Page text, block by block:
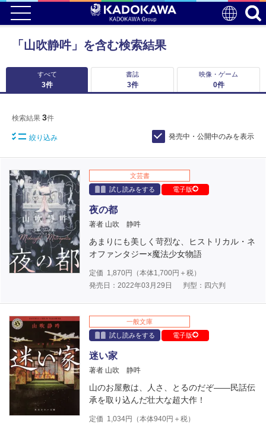
「山吹静吽」を含む検索結果
すべて
3件
書誌
3件
映像・ゲーム
0件
検索結果 3件
絞り込み 発売中・公開中のみを表示
文芸書
試し読みをする
電子版
夜の都
著者 山吹 静吽
あまりにも美しく苛烈な、ヒストリカル・ネ
オファンタジー×魔法少女物語
定価 1,870円（本体1,700円＋税）
発売日：2022年03月29日
判型：四六判
一般文庫
試し読みをする
電子版
迷い家
著者 山吹 静吽
山のお屋敷は、人さ、とるのだぞ――民話伝
承を取り込んだ壮大な超大作！
定価 1,034円（本体940円＋税）